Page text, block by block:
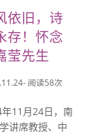
依旧，诗
存！怀念
莹先生
阅读58次
11月24日，南
讲席教授、中